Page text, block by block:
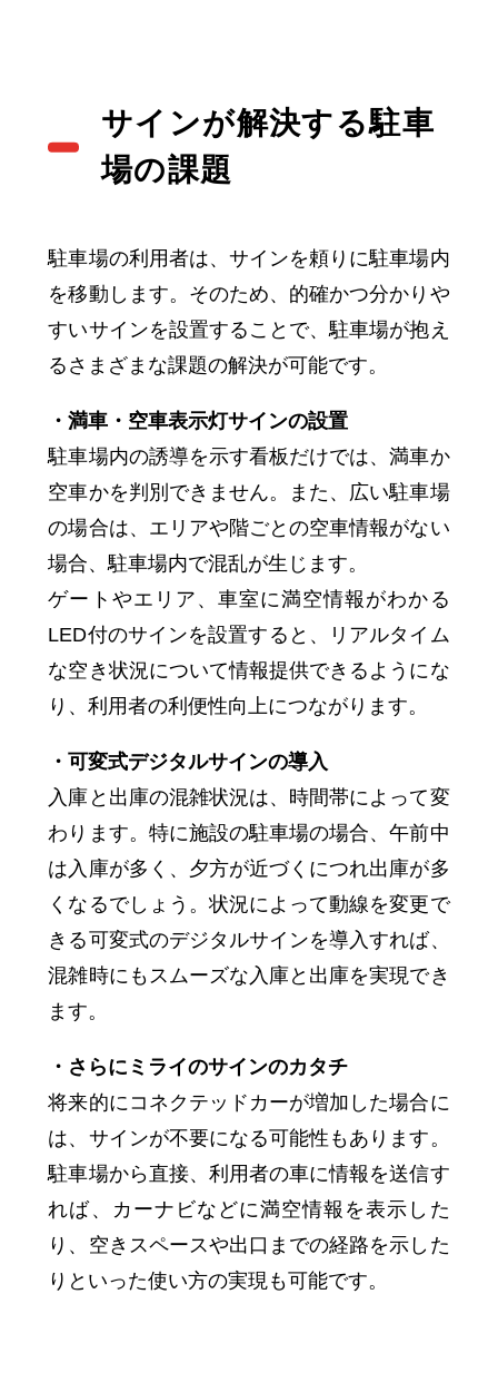
サインが解決する駐車
場の課題
駐車場の利用者は、サインを頼りに駐車場内
を移動します。そのため、的確かつ分かりや
すいサインを設置することで、駐車場が抱え
るさまざまな課題の解決が可能です。
・満車・空車表示灯サインの設置
駐車場内の誘導を示す看板だけでは、満車か
空車かを判別できません。また、広い駐車場
の場合は、エリアや階ごとの空車情報がない
場合、駐車場内で混乱が生じます。
ゲートやエリア、車室に満空情報がわかる
LED付のサインを設置すると、リアルタイム
な空き状況について情報提供できるようにな
り、利用者の利便性向上につながります。
・可変式デジタルサインの導入
入庫と出庫の混雑状況は、時間帯によって変
わります。特に施設の駐車場の場合、午前中
は入庫が多く、夕方が近づくにつれ出庫が多
くなるでしょう。状況によって動線を変更で
きる可変式のデジタルサインを導入すれば、
混雑時にもスムーズな入庫と出庫を実現でき
ます。
・さらにミライのサインのカタチ
将来的にコネクテッドカーが増加した場合に
は、サインが不要になる可能性もあります。
駐車場から直接、利用者の車に情報を送信す
れば、カーナビなどに満空情報を表示した
り、空きスペースや出口までの経路を示した
りといった使い方の実現も可能です。